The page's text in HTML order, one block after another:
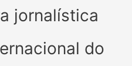
jornalística
do